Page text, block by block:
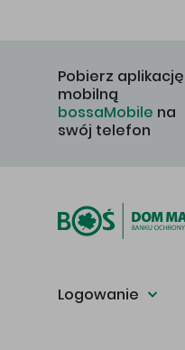
Pobierz aplikację
mobilną
bossaMobile na
swój telefon
Logowanie